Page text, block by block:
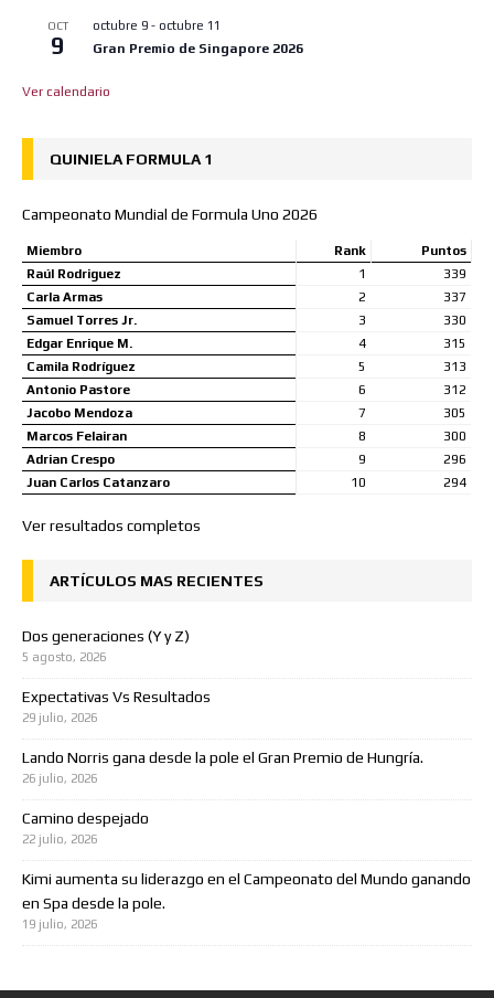
OCT
9
octubre 9 - octubre 11
Gran Premio de Singapore 2026
Ver calendario
QUINIELA FORMULA 1
Campeonato Mundial de Formula Uno 2026
Miembro Rank
Puntos
Raúl Rodriguez
1
339
Carla Armas
2
337
Samuel Torres Jr.
3
330
Edgar Enrique M.
4
315
Camila Rodríguez
5
313
Antonio Pastore
6
312
Jacobo Mendoza
7
305
Marcos Felairan
8
300
Adrian Crespo
9
296
Juan Carlos Catanzaro
10 294
Ver resultados completos
ARTÍCULOS MAS RECIENTES
Dos generaciones (Y y Z)
5 agosto, 2026
Expectativas Vs Resultados
29 julio, 2026
Lando Norris gana desde la pole el Gran Premio de Hungría.
26 julio, 2026
Camino despejado
22 julio, 2026
Kimi aumenta su liderazgo en el Campeonato del Mundo ganando
en Spa desde la pole.
19 julio, 2026